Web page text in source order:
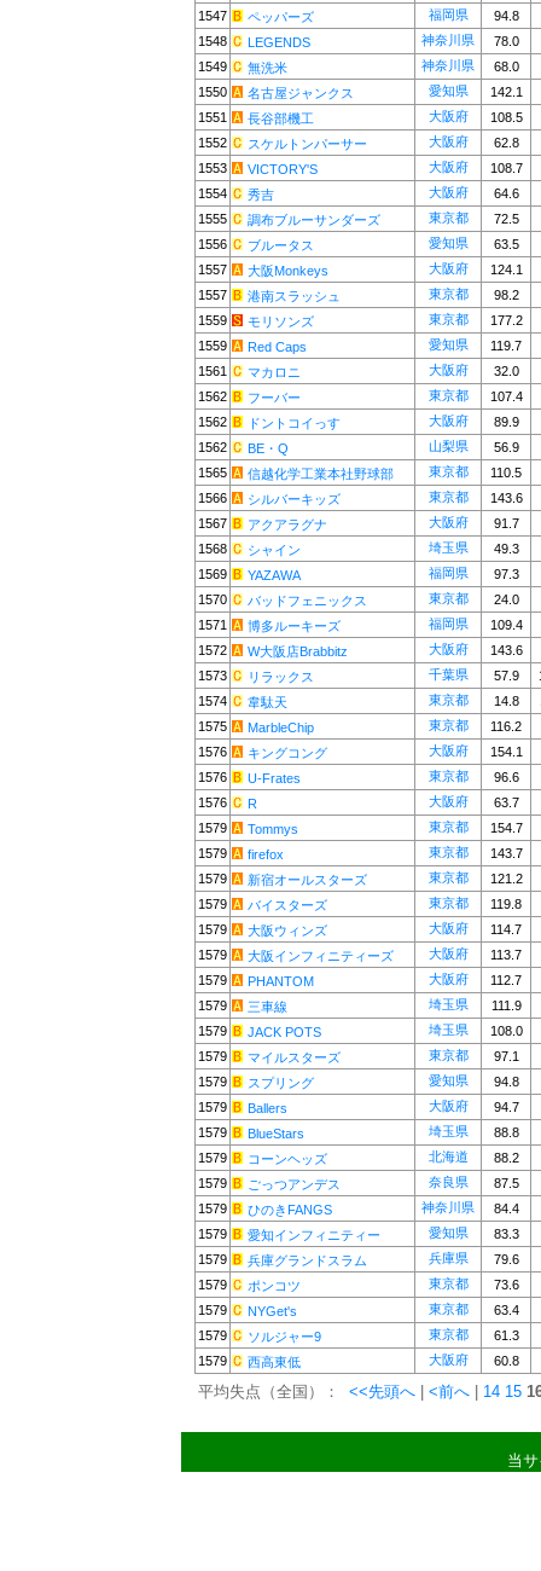
1547
ペッパーズ 福岡県
94.8
1548
LEGENDS 神奈川県
78.0
1549
無洗米 神奈川県
68.0
1550
名古屋ジャンクス 愛知県
142.1
1551
長谷部機工 大阪府
108.5
1552
スケルトンパーサー 大阪府
62.8
1553
VICTORY'S 大阪府
108.7
1554
秀吉 大阪府
64.6
1555
調布ブルーサンダーズ 東京都
72.5
1556
ブルータス 愛知県
63.5
1557
大阪Monkeys 大阪府
124.1
1557
港南スラッシュ 東京都
98.2
1559
モリソンズ 東京都
177.2
1559
Red Caps 愛知県
119.7
1561
マカロニ 大阪府
32.0
1562
フーバー 東京都
107.4
1562
ドントコイっす 大阪府
89.9
1562
BE・Q 山梨県
56.9
1565
信越化学工業本社野球部 東京都
110.5
1566
シルバーキッズ 東京都
143.6
1567
アクアラグナ 大阪府
91.7
1568
シャイン 埼玉県
49.3
1569
YAZAWA 福岡県
97.3
1570
バッドフェニックス 東京都
24.0
1571
博多ルーキーズ 福岡県
109.4
1572
W大阪店Brabbitz 大阪府
143.6
1573
リラックス 千葉県 57.9
1574
韋駄天 東京都 14.8
1575
MarbleChip 東京都
116.2
1576
キングコング 大阪府
154.1
1576
U-Frates 東京都
96.6
1576
R 大阪府
63.7
1579
Tommys 東京都
154.7
1579
firefox 東京都
143.7
1579
新宿オールスターズ 東京都
121.2
1579
バイスターズ 東京都
119.8
1579
大阪ウィンズ 大阪府
114.7
1579
大阪インフィニティーズ 大阪府
113.7
1579
PHANTOM 大阪府
112.7
1579
三車線 埼玉県
111.9
1579
JACK POTS 埼玉県
108.0
1579
マイルスターズ 東京都
97.1
1579
スプリング 愛知県
94.8
1579
Ballers 大阪府
94.7
1579
BlueStars 埼玉県
88.8
1579
コーンヘッズ 北海道
88.2
1579
ごっつアンデス 奈良県
87.5
1579
ひのきFANGS 神奈川県
84.4
1579
愛知インフィニティー 愛知県
83.3
1579
兵庫グランドスラム 兵庫県
79.6
1579
ポンコツ 東京都
73.6
1579
NYGet's 東京都
63.4
1579
ソルジャー9 東京都
61.3
1579
西高東低 大阪府 60.8
平均失点（全国）： <<先頭へ <前へ 14 15
当